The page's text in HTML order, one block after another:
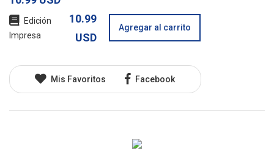
Edición
Impresa
10.99
USD
Agregar al carrito
Mis Favoritos Facebook